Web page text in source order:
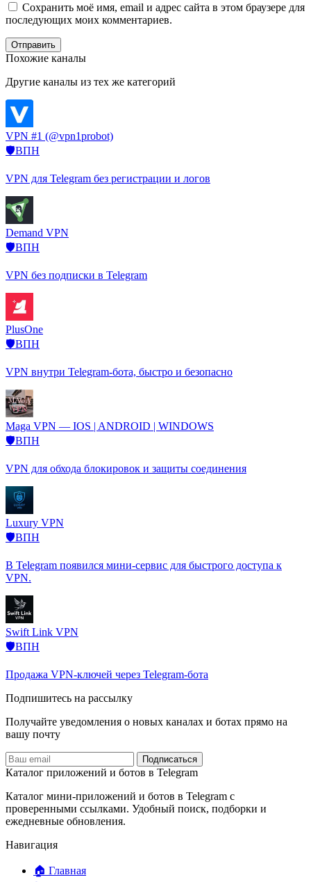
Сохранить моё имя, email и адрес сайта в этом браузере для
последующих моих комментариев.
Отправить
Похожие каналы
Другие каналы из тех же категорий
VPN #1 (@vpn1probot)
🛡️ВПН
VPN для Telegram без регистрации и логов
Demand VPN
🛡️ВПН
VPN без подписки в Telegram
PlusOne
🛡️ВПН
VPN внутри Telegram-бота, быстро и безопасно
Maga VPN — IOS | ANDROID | WINDOWS
🛡️ВПН
VPN для обхода блокировок и защиты соединения
Luxury VPN
🛡️ВПН
В Telegram появился мини-сервис для быстрого доступа к
VPN.
Swift Link VPN
🛡️ВПН
Продажа VPN-ключей через Telegram-бота
Подпишитесь на рассылку
Получайте уведомления о новых каналах и ботаx прямо на
вашу почту
Подписаться
Каталог приложений и ботов в Telegram
Каталог мини-приложений и ботов в Telegram с
проверенными ссылками. Удобный поиск, подборки и
ежедневные обновления.
Навигация
🏠 Главная